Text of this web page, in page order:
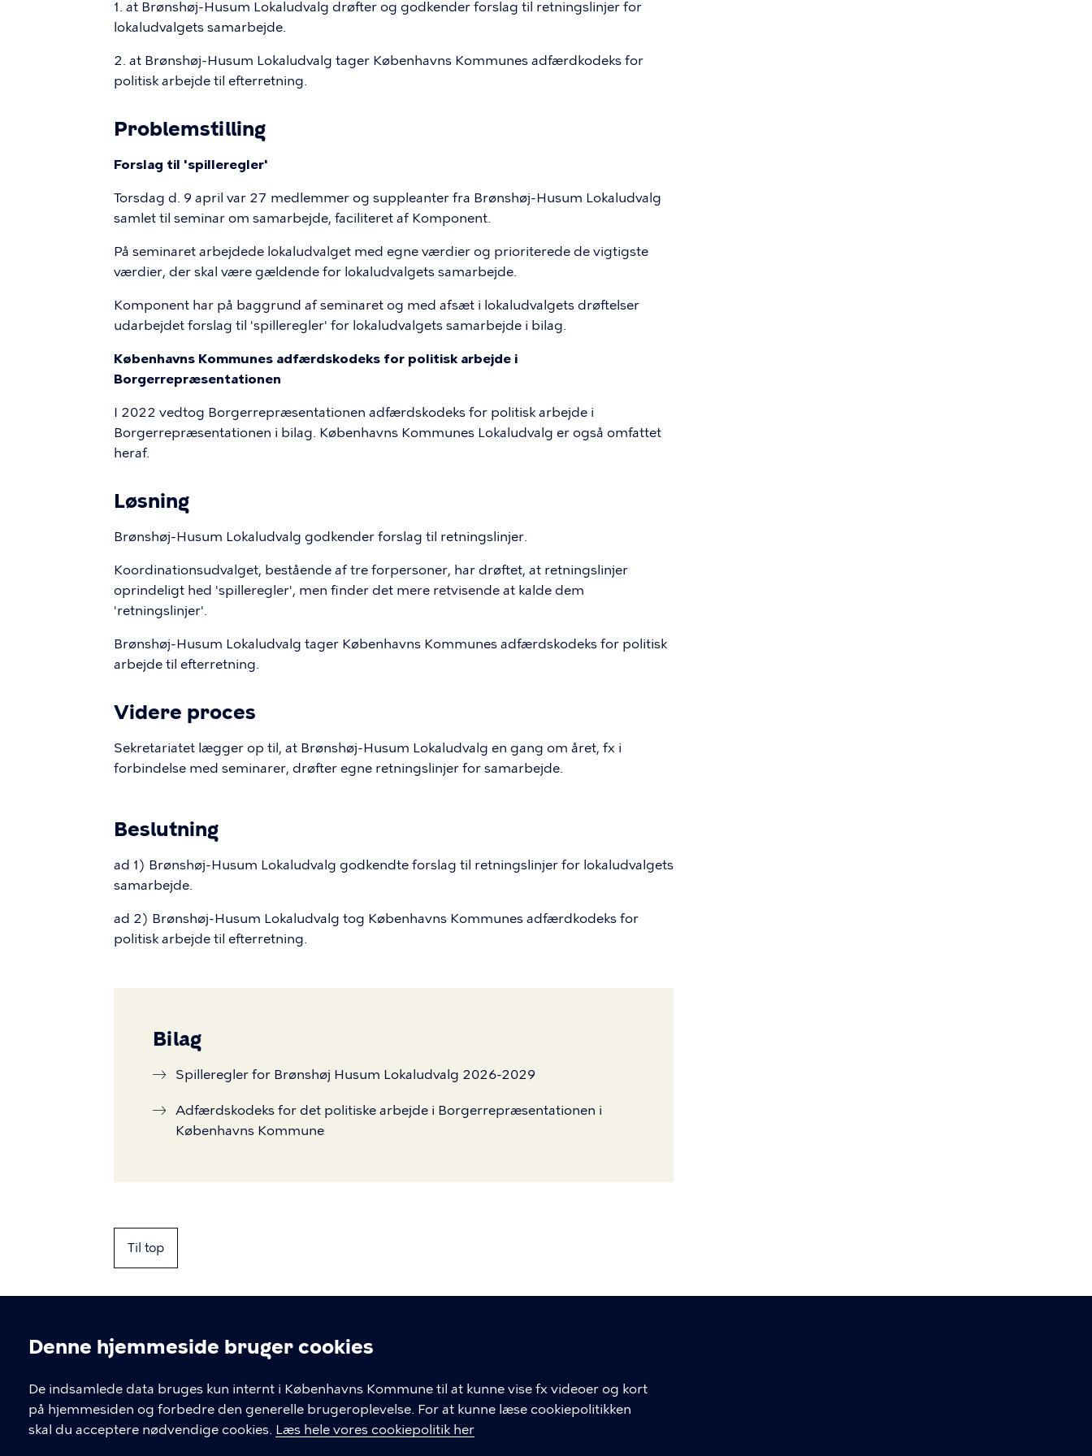
Cookieindstillinger
Denne hjemmeside bruger cookies
De indsamlede data bruges kun internt i Københavns Kommune til at kunne vise fx videoer og kort
på hjemmesiden og forbedre den generelle brugeroplevelse. For at kunne læse cookiepolitikken
skal du acceptere nødvendige cookies. Læs hele vores cookiepolitik her
1. at Brønshøj-Husum Lokaludvalg drøfter og godkender forslag til retningslinjer for
lokaludvalgets samarbejde.
2. at Brønshøj-Husum Lokaludvalg tager Københavns Kommunes adfærdkodeks for
politisk arbejde til efterretning.
Problemstilling
Forslag til 'spilleregler'
Torsdag d. 9 april var 27 medlemmer og suppleanter fra Brønshøj-Husum Lokaludvalg
samlet til seminar om samarbejde, faciliteret af Komponent.
På seminaret arbejdede lokaludvalget med egne værdier og prioriterede de vigtigste
værdier, der skal være gældende for lokaludvalgets samarbejde.
Komponent har på baggrund af seminaret og med afsæt i lokaludvalgets drøftelser
udarbejdet forslag til 'spilleregler' for lokaludvalgets samarbejde i bilag.
Københavns Kommunes adfærdskodeks for politisk arbejde i
Borgerrepræsentationen
I 2022 vedtog Borgerrepræsentationen adfærdskodeks for politisk arbejde i
Borgerrepræsentationen i bilag. Københavns Kommunes Lokaludvalg er også omfattet
heraf.
Løsning
Brønshøj-Husum Lokaludvalg godkender forslag til retningslinjer.
Koordinationsudvalget, bestående af tre forpersoner, har drøftet, at retningslinjer
oprindeligt hed 'spilleregler', men finder det mere retvisende at kalde dem
'retningslinjer'.
Brønshøj-Husum Lokaludvalg tager Københavns Kommunes adfærdskodeks for politisk
arbejde til efterretning.
Videre proces
Sekretariatet lægger op til, at Brønshøj-Husum Lokaludvalg en gang om året, fx i
forbindelse med seminarer, drøfter egne retningslinjer for samarbejde.
Beslutning
ad 1) Brønshøj-Husum Lokaludvalg godkendte forslag til retningslinjer for lokaludvalgets
samarbejde.
ad 2) Brønshøj-Husum Lokaludvalg tog Københavns Kommunes adfærdkodeks for
politisk arbejde til efterretning.
Bilag
Spilleregler for Brønshøj Husum Lokaludvalg 2026-2029
Adfærdskodeks for det politiske arbejde i Borgerrepræsentationen i
Københavns Kommune
Til top
Kontakt Københavns Kommune GENVEJE